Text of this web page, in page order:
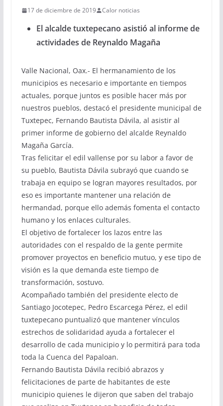
17 de diciembre de 2019 Calor noticias
El alcalde tuxtepecano asistió al informe de
actividades de Reynaldo Magaña
Valle Nacional, Oax.- El hermanamiento de los
municipios es necesario e importante en tiempos
actuales, porque juntos es posible hacer más por
nuestros pueblos, destacó el presidente municipal de
Tuxtepec, Fernando Bautista Dávila, al asistir al
primer informe de gobierno del alcalde Reynaldo
Magaña García.
Tras felicitar el edil vallense por su labor a favor de
su pueblo, Bautista Dávila subrayó que cuando se
trabaja en equipo se logran mayores resultados, por
eso es importante mantener una relación de
hermandad, porque ello además fomenta el contacto
humano y los enlaces culturales.
El objetivo de fortalecer los lazos entre las
autoridades con el respaldo de la gente permite
promover proyectos en beneficio mutuo, y ese tipo de
visión es la que demanda este tiempo de
transformación, sostuvo.
Acompañado también del presidente electo de
Santiago Jocotepec, Pedro Escarcega Pérez, el edil
tuxtepecano puntualizó que mantener vínculos
estrechos de solidaridad ayuda a fortalecer el
desarrollo de cada municipio y lo permitirá para toda
toda la Cuenca del Papaloan.
Fernando Bautista Dávila recibió abrazos y
felicitaciones de parte de habitantes de este
municipio quienes le dijeron que saben del trabajo